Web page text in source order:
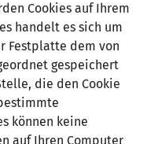
Cookies auf Ihrem
handelt es sich um
Festplatte dem von
gespeichert
die den Cookie
können keine
auf Ihren Computer